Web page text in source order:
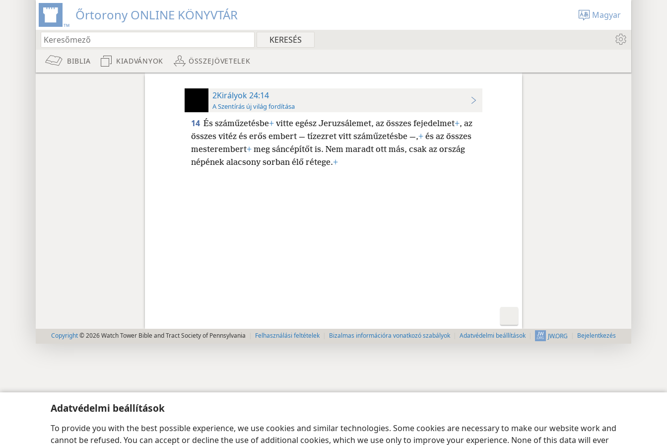
Adatvédelmi beállítások
To provide you with the best possible experience, we use cookies and similar technologies. Some cookies are necessary to make our website work and
cannot be refused. You can accept or decline the use of additional cookies, which we use only to improve your experience. None of this data will ever
Őrtorony ONLINE KÖNYVTÁR Magyar
BIBLIA KIADVÁNYOK ÖSSZEJÖVETELEK
2Királyok 24:14
A Szentírás új világ fordítása
14 És száműzetésbe+vitte egész Jeruzsálemet, az összes fejedelmet+, az
összes vitéz és erős embert — tízezret vitt száműzetésbe —,+és az összes
mesterembert+ meg sáncépítőt is. Nem maradt ott más, csak az ország
népének alacsony sorban élő rétege.+
Copyright© 2026 Watch Tower Bible and Tract Society of Pennsylvania Felhasználási feltételek Bizalmas információra vonatkozó szabályok Adatvédelmi beállítások JW.ORG Bejelentkezés